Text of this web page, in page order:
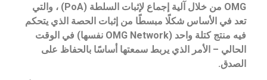
OMG من خلال آلية إجماع لإثبات السلطة (PoA) ، والتي
تعد في الأساس شكلًا مبسطًا من إثبات الحصة الذي يتحكم
فيه منتج كتلة واحد (OMG Network نفسها) في الوقت
الحالي – الأمر الذي يربط سمعتها أساسًا بالحفاظ على
الصدق.